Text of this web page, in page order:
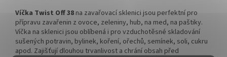
Víčka Twist Off 38na zavařovací sklenici jsou perfektní pro
přípravu zavařenin z ovoce, zeleniny, hub, na med, na paštiky.
Víčka na sklenici jsou oblíbená i pro vzduchotěsné skladování
sušených potravin, bylinek, koření, ořechů, semínek, soli, cukru
apod. Zajišťují dlouhou trvanlivost a chrání obsah před